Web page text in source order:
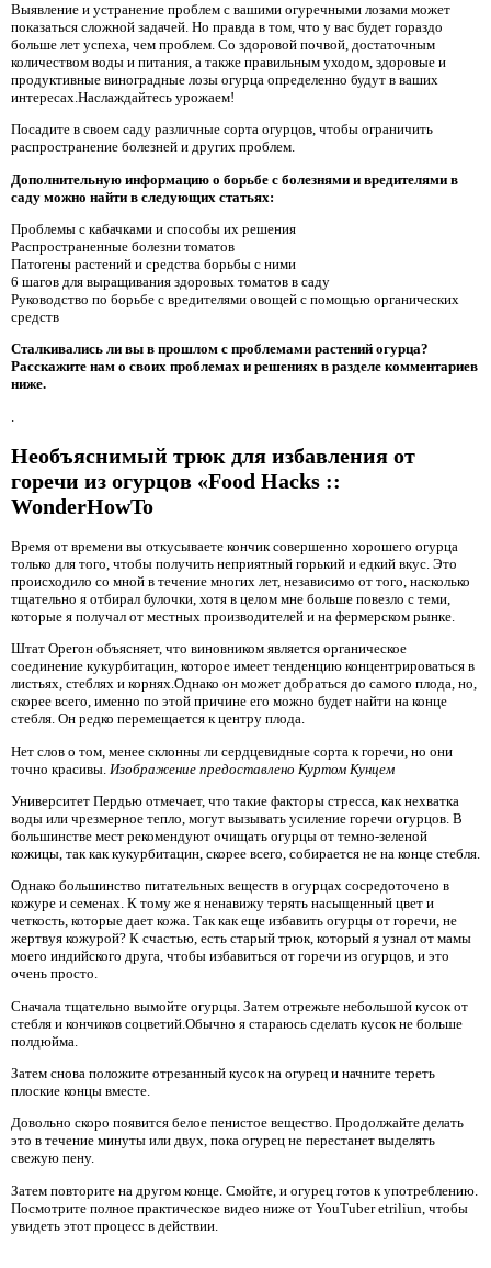
Выявление и устранение проблем с вашими огуречными лозами может
показаться сложной задачей. Но правда в том, что у вас будет гораздо
больше лет успеха, чем проблем. Со здоровой почвой, достаточным
количеством воды и питания, а также правильным уходом, здоровые и
продуктивные виноградные лозы огурца определенно будут в ваших
интересах.Наслаждайтесь урожаем!
Посадите в своем саду различные сорта огурцов, чтобы ограничить
распространение болезней и других проблем.
Дополнительную информацию о борьбе с болезнями и вредителями в
саду можно найти в следующих статьях:
Проблемы с кабачками и способы их решения
Распространенные болезни томатов
Патогены растений и средства борьбы с ними
6 шагов для выращивания здоровых томатов в саду
Руководство по борьбе с вредителями овощей с помощью органических
средств
Сталкивались ли вы в прошлом с проблемами растений огурца?
Расскажите нам о своих проблемах и решениях в разделе комментариев
ниже.
Необъяснимый трюк для избавления от
горечи из огурцов «Food Hacks ::
WonderHowTo
Время от времени вы откусываете кончик совершенно хорошего огурца
только для того, чтобы получить неприятный горький и едкий вкус. Это
происходило со мной в течение многих лет, независимо от того, насколько
тщательно я отбирал булочки, хотя в целом мне больше повезло с теми,
которые я получал от местных производителей и на фермерском рынке.
Штат Орегон объясняет, что виновником является органическое
соединение кукурбитацин, которое имеет тенденцию концентрироваться в
листьях, стеблях и корнях.Однако он может добраться до самого плода, но,
скорее всего, именно по этой причине его можно будет найти на конце
стебля. Он редко перемещается к центру плода.
Нет слов о том, менее склонны ли сердцевидные сорта к горечи, но они
точно красивы. Изображение предоставлено Куртом Кунцем
Университет Пердью отмечает, что такие факторы стресса, как нехватка
воды или чрезмерное тепло, могут вызывать усиление горечи огурцов. В
большинстве мест рекомендуют очищать огурцы от темно-зеленой
кожицы, так как кукурбитацин, скорее всего, собирается не на конце стебля.
Однако большинство питательных веществ в огурцах сосредоточено в
кожуре и семенах. К тому же я ненавижу терять насыщенный цвет и
четкость, которые дает кожа. Так как еще избавить огурцы от горечи, не
жертвуя кожурой? К счастью, есть старый трюк, который я узнал от мамы
моего индийского друга, чтобы избавиться от горечи из огурцов, и это
очень просто.
Сначала тщательно вымойте огурцы. Затем отрежьте небольшой кусок от
стебля и кончиков соцветий.Обычно я стараюсь сделать кусок не больше
полдюйма.
Затем снова положите отрезанный кусок на огурец и начните тереть
плоские концы вместе.
Довольно скоро появится белое пенистое вещество. Продолжайте делать
это в течение минуты или двух, пока огурец не перестанет выделять
свежую пену.
Затем повторите на другом конце. Смойте, и огурец готов к употреблению.
Посмотрите полное практическое видео ниже от YouTuber etriliun, чтобы
увидеть этот процесс в действии.